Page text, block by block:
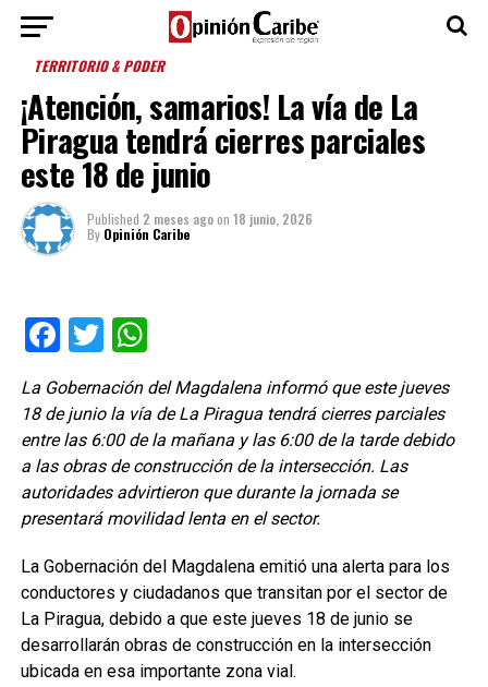
TERRITORIO & PODER
¡Atención, samarios! La vía de La
Piragua tendrá cierres parciales
este 18 de junio
Published 2 meses agoon 18 junio, 2026
By Opinión Caribe
Facebook
TwitterWhatsApp
La Gobernación del Magdalena informó que este jueves
18 de junio la vía de La Piragua tendrá cierres parciales
entre las 6:00 de la mañana y las 6:00 de la tarde debido
a las obras de construcción de la intersección. Las
autoridades advirtieron que durante la jornada se
presentará movilidad lenta en el sector.
La Gobernación del Magdalena emitió una alerta para los
conductores y ciudadanos que transitan por el sector de
La Piragua, debido a que este jueves 18 de junio se
desarrollarán obras de construcción en la intersección
ubicada en esa importante zona vial.